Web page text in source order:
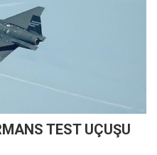
TEST UÇUŞU